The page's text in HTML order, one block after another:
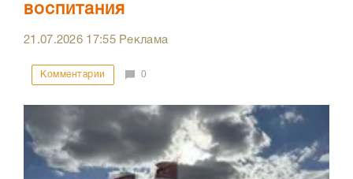
воспитания
21.07.2026 17:55Реклама
Комментарии 0